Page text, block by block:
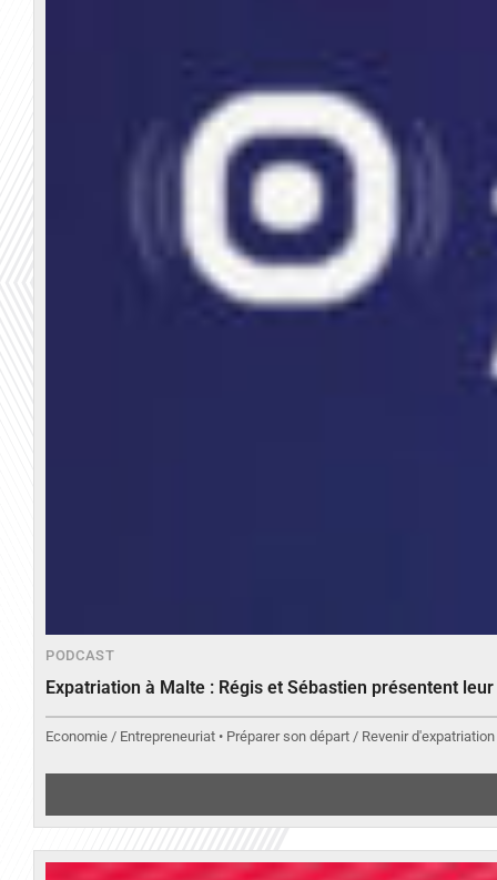
PODCAST
Expatriation à Malte : Régis et Sébastien présentent
Economie / Entrepreneuriat • Préparer son départ / Revenir d'expatriation